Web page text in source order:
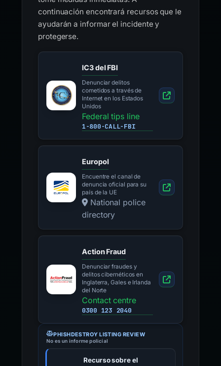
continuación encontrará recursos que le
ayudarán a informar el incidente y
protegerse.
IC3 del FBI
Denunciar delitos
cometidos a través de
Internet en los Estados
Unidos
Federal tips line
1-800-CALL-FBI
Europol
Encuentre el canal de
denuncia oficial para su
país de la UE
National police
directory
Action Fraud
Denunciar fraudes y
delitos cibernéticos en
Inglaterra, Gales e Irlanda
del Norte
Contact centre
0300 123 2040
PHISHDESTROY LISTING REVIEW
No es un informe policial
Recurso sobre el